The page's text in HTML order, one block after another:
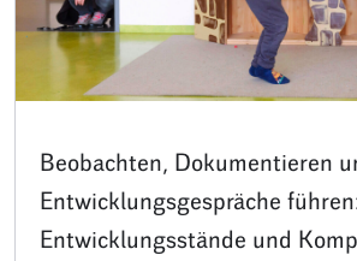
Beobachten, Dokumentieren
Entwicklungsgespräche
Entwicklungsstände und